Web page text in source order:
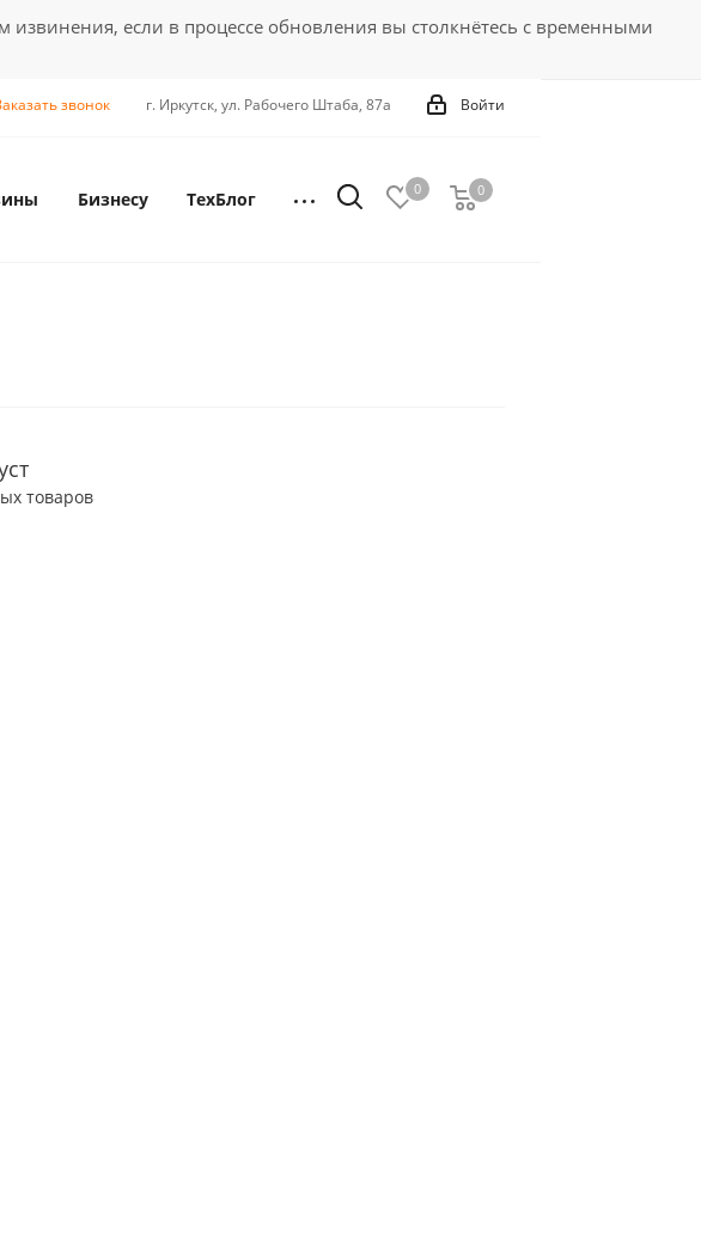
если в процессе обновления вы столкнётесь с временными
Войти
г. Иркутск, ул. Рабочего Штаба, 87а
звонок
0 0
0
Бизнесу ТехБлог
товаров